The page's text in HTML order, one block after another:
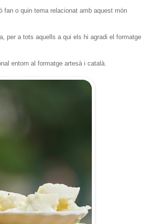
fan o quin tema relacionat amb aquest món
per a tots aquells a qui els hi agradi el formatge
entorn al formatge artesà i català.